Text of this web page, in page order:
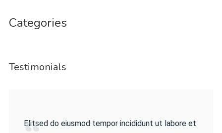
Categories
Testimonials
Elitsed do eiusmod tempor incididunt ut labore et